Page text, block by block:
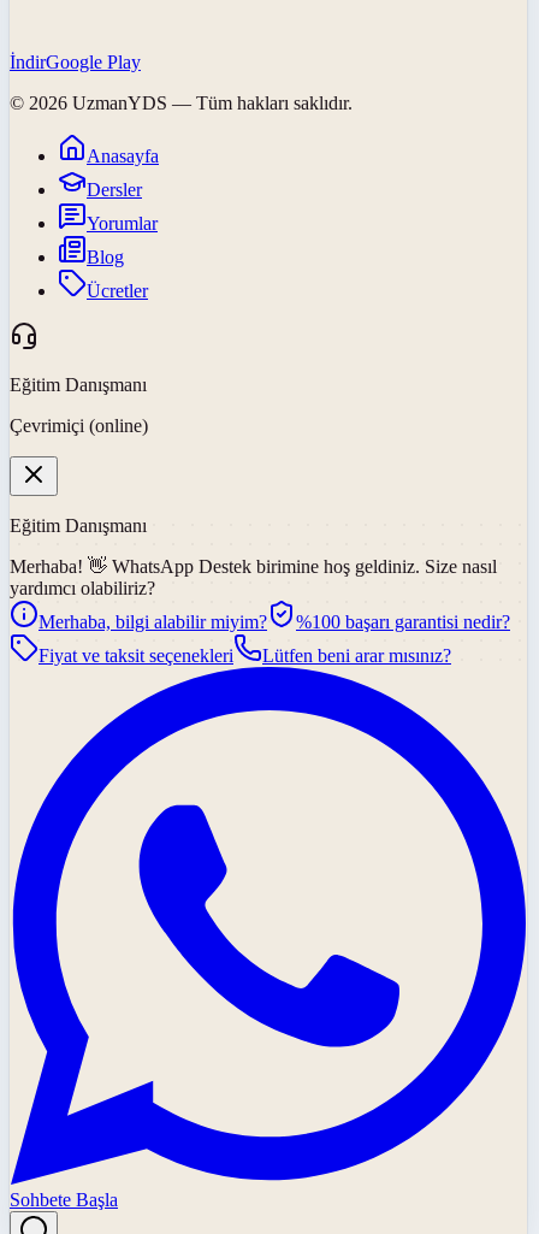
İndirGoogle Play
© 2026 UzmanYDS — Tüm hakları saklıdır.
Anasayfa
Dersler
Yorumlar
Blog
Ücretler
Eğitim Danışmanı
Çevrimiçi (online)
Eğitim Danışmanı
Merhaba! 👋 WhatsApp Destek birimine hoş geldiniz. Size nasıl
yardımcı olabiliriz?
Merhaba, bilgi alabilir miyim?
%100 başarı garantisi nedir?
Fiyat ve taksit seçenekleri
Lütfen beni arar mısınız?
Sohbete Başla